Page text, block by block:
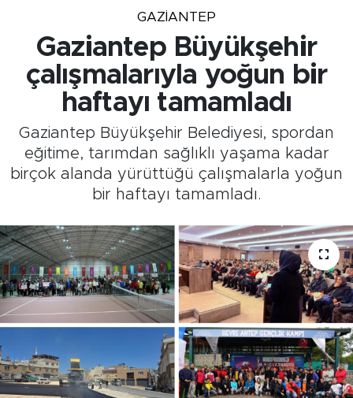
GAZIANTEP
Gaziantep Büyükşehir
çalışmalarıyla yoğun bir
haftayı tamamladı
Gaziantep Büyükşehir Belediyesi, spordan
eğitime, tarımdan sağlıklı yaşama kadar
birçok alanda yürüttüğü çalışmalarla yoğun
bir haftayı tamamladı.
Tüm Manşetler
Son Dakika Haberleri
Haber Arşivi